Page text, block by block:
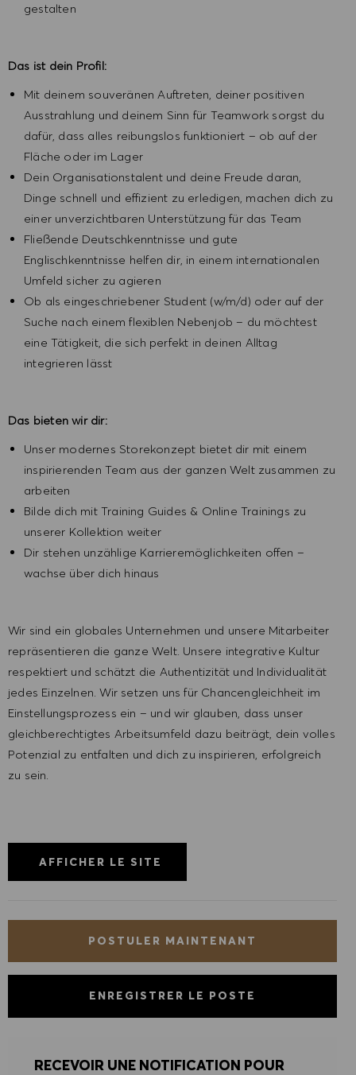
gestalten
Das ist dein Profil:
Mit deinem souveränen Auftreten, deiner positiven
Ausstrahlung und deinem Sinn für Teamwork sorgst du
dafür, dass alles reibungslos funktioniert – ob auf der
Fläche oder im Lager
Dein Organisationstalent und deine Freude daran,
Dinge schnell und effizient zu erledigen, machen dich zu
einer unverzichtbaren Unterstützung für das Team
Fließende Deutschkenntnisse und gute
Englischkenntnisse helfen dir, in einem internationalen
Umfeld sicher zu agieren
Ob als eingeschriebener Student (w/m/d) oder auf der
Suche nach einem flexiblen Nebenjob – du möchtest
eine Tätigkeit, die sich perfekt in deinen Alltag
integrieren lässt
Das bieten wir dir:
Unser modernes Storekonzept bietet dir mit einem
inspirierenden Team aus der ganzen Welt zusammen zu
arbeiten
Bilde dich mit Training Guides & Online Trainings zu
unserer Kollektion weiter
Dir stehen unzählige Karrieremöglichkeiten offen –
wachse über dich hinaus
Wir sind ein globales Unternehmen und unsere Mitarbeiter
repräsentieren die ganze Welt. Unsere integrative Kultur
respektiert und schätzt die Authentizität und Individualität
jedes Einzelnen. Wir setzen uns für Chancengleichheit im
Einstellungsprozess ein – und wir glauben, dass unser
gleichberechtigtes Arbeitsumfeld dazu beiträgt, dein volles
Potenzial zu entfalten und dich zu inspirieren, erfolgreich
zu sein.
AFFICHER LE SITE
POSTULER MAINTENANT
ENREGISTRER LE POSTE
RECEVOIR UNE NOTIFICATION POUR